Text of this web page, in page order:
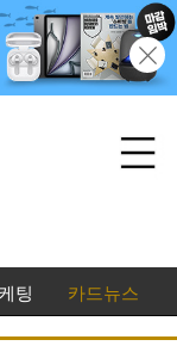
팅 카드뉴스